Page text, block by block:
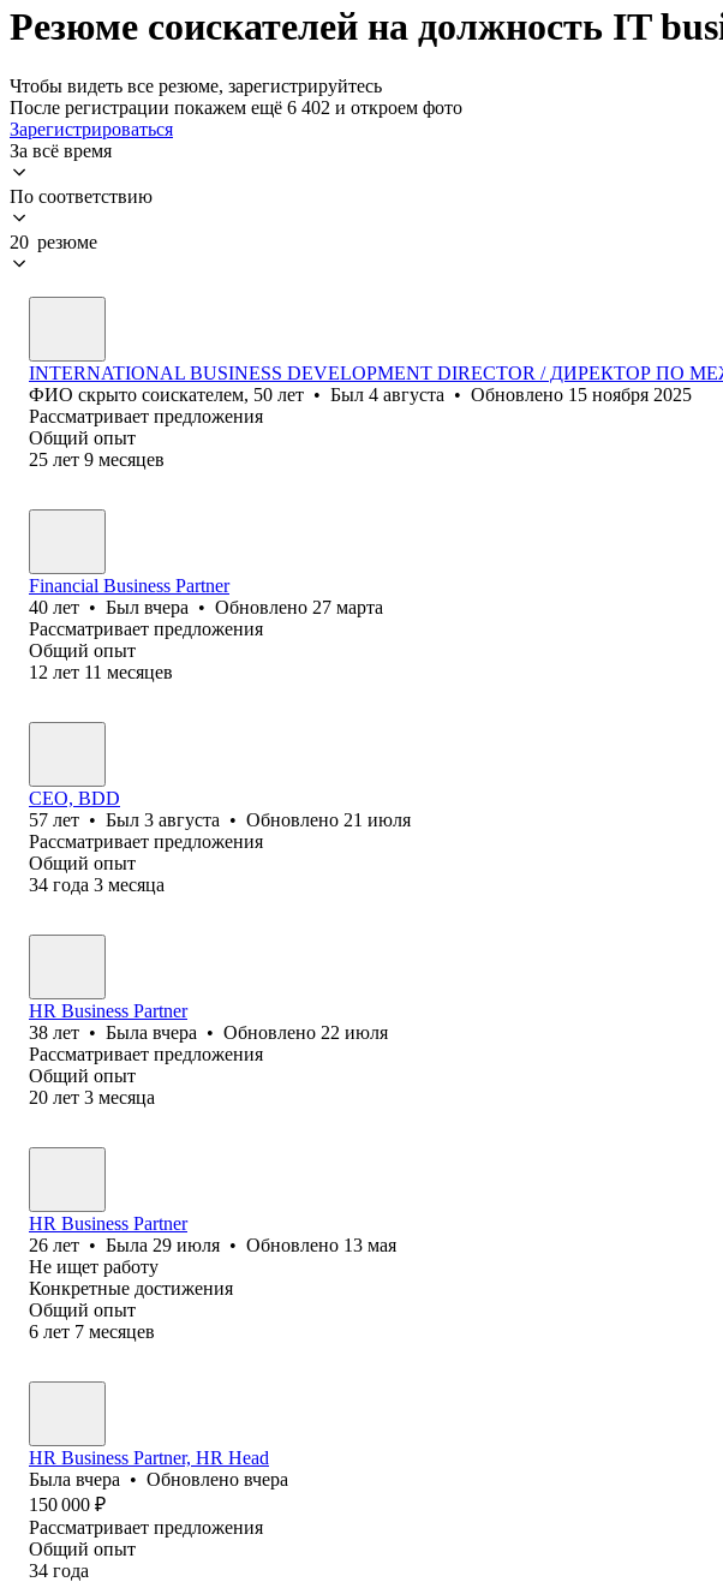
Резюме соискателей на должность IT
Чтобы видеть все резюме, зарегистрируйтесь
После регистрации покажем ещё 6 402 и откроем фото
Зарегистрироваться
За всё время
По соответствию
20 резюме
INTERNATIONAL BUSINESS DEVELOPMENT DIRECTOR / ДИРЕКТОР
ФИО скрыто соискателем, 50 лет • Был 4 августа • Обновлено 15 ноября 2025
Рассматривает предложения
Общий опыт
25 лет 9 месяцев
Financial Business Partner
40 лет • Был вчера • Обновлено 27 марта
Рассматривает предложения
Общий опыт
12 лет 11 месяцев
CEO, BDD
57 лет • Был 3 августа • Обновлено 21 июля
Рассматривает предложения
Общий опыт
34 года 3 месяца
HR Business Partner
38 лет • Была вчера • Обновлено 22 июля
Рассматривает предложения
Общий опыт
20 лет 3 месяца
HR Business Partner
26 лет • Была 29 июля • Обновлено 13 мая
Не ищет работу
Конкретные достижения
Общий опыт
6 лет 7 месяцев
HR Business Partner, HR Head
Была вчера • Обновлено вчера
150 000 ₽
Рассматривает предложения
Общий опыт
34 года